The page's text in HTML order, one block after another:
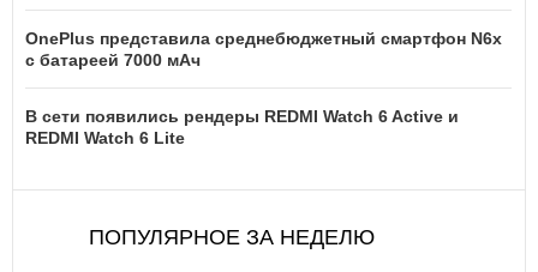
OnePlus представила среднебюджетный смартфон N6x
с батареей 7000 мАч
В сети появились рендеры REDMI Watch 6 Active и
REDMI Watch 6 Lite
ПОПУЛЯРНОЕ ЗА НЕДЕЛЮ